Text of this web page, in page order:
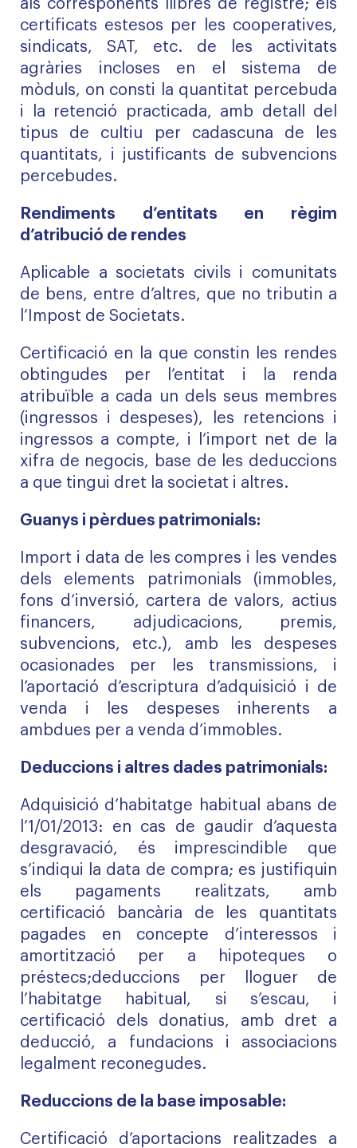
als corresponents llibres de registre; els
certificats estesos per les cooperatives,
sindicats, SAT, etc. de les activitats
agràries incloses en el sistema de
mòduls, on consti la quantitat percebuda
i la retenció practicada, amb detall del
tipus de cultiu per cadascuna de les
quantitats, i justificants de subvencions
percebudes.
Rendiments d’entitats en règim
d’atribució de rendes
Aplicable a societats civils i comunitats
de bens, entre d’altres, que no tributin a
l’Impost de Societats.
Certificació en la que constin les rendes
obtingudes per l’entitat i la renda
atribuïble a cada un dels seus membres
(ingressos i despeses), les retencions i
ingressos a compte, i l’import net de la
xifra de negocis, base de les deduccions
a que tingui dret la societat i altres.
Guanys i pèrdues patrimonials:
Import i data de les compres i les vendes
dels elements patrimonials (immobles,
fons d’inversió, cartera de valors, actius
financers, adjudicacions, premis,
subvencions, etc.), amb les despeses
ocasionades per les transmissions, i
l’aportació d’escriptura d’adquisició i de
venda i les despeses inherents a
ambdues per a venda d’immobles.
Deduccions i altres dades patrimonials:
Adquisició d’habitatge habitual abans de
l’1/01/2013: en cas de gaudir d’aquesta
desgravació, és imprescindible que
s’indiqui la data de compra; es justifiquin
els pagaments realitzats, amb
certificació bancària de les quantitats
pagades en concepte d’interessos i
amortització per a hipoteques o
préstecs;deduccions per lloguer de
l’habitatge habitual, si s’escau, i
certificació dels donatius, amb dret a
deducció, a fundacions i associacions
legalment reconegudes.
Reduccions de la base imposable:
Certificació d’aportacions realitzades a